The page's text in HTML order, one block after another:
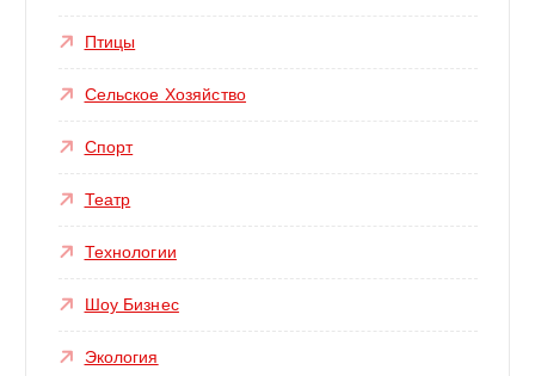
Птицы
Сельское Хозяйство
Спорт
Театр
Технологии
Шоу Бизнес
Экология